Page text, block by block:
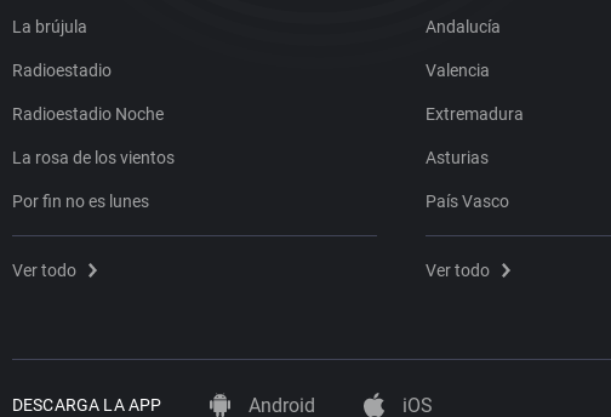
La brújula
Radioestadio
Radioestadio Noche
La rosa de los vientos
Por fin no es lunes
Ver todo
Andalucía
Valencia
Extremadura
Asturias
País Vasco
Ver todo
DESCARGA LA APP Android iOS